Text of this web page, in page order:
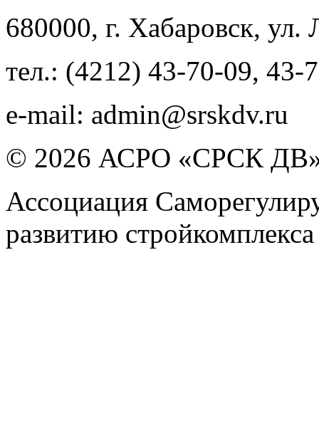
680000, г. Хабаровск, ул.
тел.: (4212) 43-70-09, 43-
e-mail: admin@srskdv.ru
© 2026 АСРО «СРСК
Ассоциация
развитию